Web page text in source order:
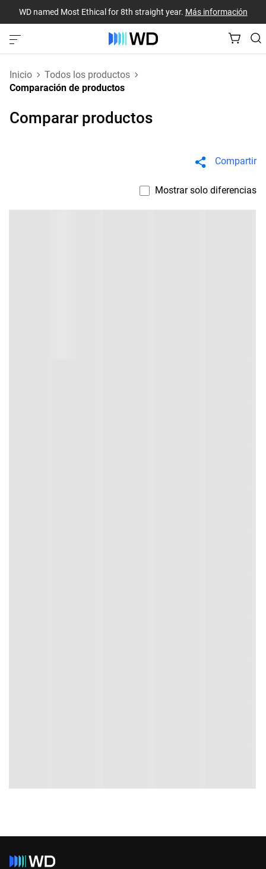
WD named Most Ethical for 8th straight year. Más información
Inicio
Todos los productos
Comparación de productos
Comparar productos
Compartir
Mostrar solo diferencias